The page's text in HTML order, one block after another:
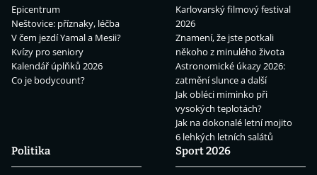
Epicentrum
Neštovice: příznaky, léčba
V čem jezdí Yamal a Mesii?
Kvízy pro seniory
Kalendář úplňků 2026
Co je bodycount?
Karlovarský filmový festival
2026
Znamení, že jste potkali
někoho z minulého života
Astronomické úkazy 2026:
zatmění slunce a další
Jak obléci miminko při
vysokých teplotách?
Jak na dokonalé letní mojito
6 lehkých letních salátů
Politika
Sport 2026